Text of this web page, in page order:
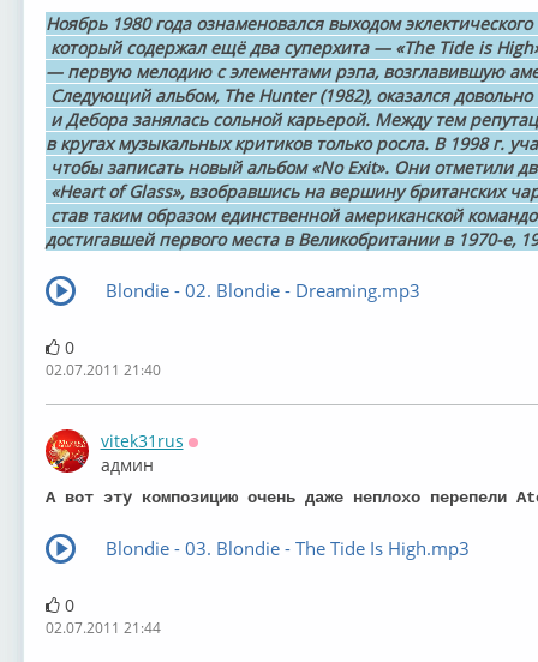
Ноябрь 1980 года ознаменовался выходом
который содержал ещё два суперхита — «The Tide is
— первую мелодию с элементами рэпа, возглавившую
Следующий альбом, The Hunter (1982), оказался
и Дебора занялась сольной карьерой. Между тем
в кругах музыкальных критиков только росла. В 1998 г.
чтобы записать новый альбом «No Exit». Они отметили
«Heart of Glass», взобравшись на вершину британских
став таким образом единственной американской
достигавшей первого места в Великобритании в 1970-е,
Blondie - 02. Blondie - Dreaming.mp3
0
02.07.2011 21:40
vitek31rus
админ
А вот эту композицию очень даже неплохо
Blondie - 03. Blondie - The Tide Is High.mp3
0
02.07.2011 21:44